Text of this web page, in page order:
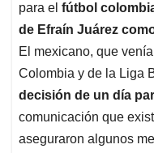
A
p
p
o
o
k
d
I
n
para el fútbol
de Efraín Juárez
El mexicano, que
Colombia y de la Liga
decisión de un día
comunicación que
aseguraron algunos